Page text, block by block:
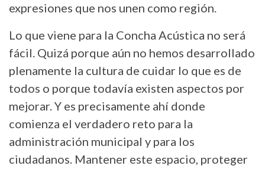
expresiones que nos unen como región.
Lo que viene para la Concha Acústica no será
fácil. Quizá porque aún no hemos desarrollado
plenamente la cultura de cuidar lo que es de
todos o porque todavía existen aspectos por
mejorar. Y es precisamente ahí donde
comienza el verdadero reto para la
administración municipal y para los
ciudadanos. Mantener este espacio, proteger